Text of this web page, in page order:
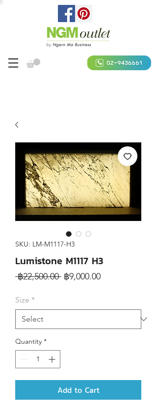
SKU: LM-M1117-H3
Lumistone M1117 H3
฿22,500.00 Regular
฿9,000.00Sale
Size *
Quantity *
Add to Cart